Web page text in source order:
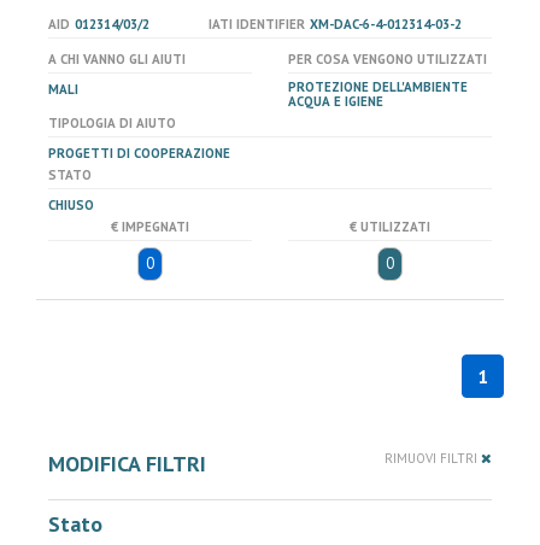
AID 012314/03/2 IATI IDENTIFIER XM-DAC-6-4-012314-03-2
A CHI VANNO GLI AIUTI
MALI
PER COSA VENGONO UTILIZZATI
PROTEZIONE DELL'AMBIENTE
ACQUA E IGIENE
TIPOLOGIA DI AIUTO
PROGETTI DI COOPERAZIONE
STATO
CHIUSO
€ IMPEGNATI
0
€ UTILIZZATI
0
1
MODIFICA FILTRI RIMUOVI FILTRI
Stato